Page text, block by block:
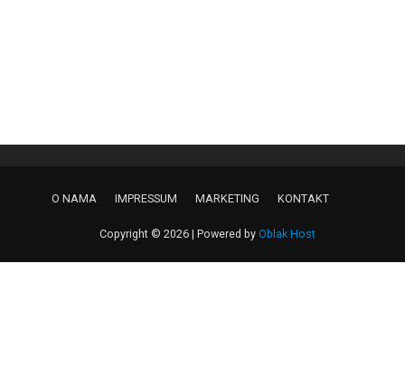
O NAMA IMPRESSUM MARKETING KONTAKT
Copyright © 2026 | Powered by Oblak Host